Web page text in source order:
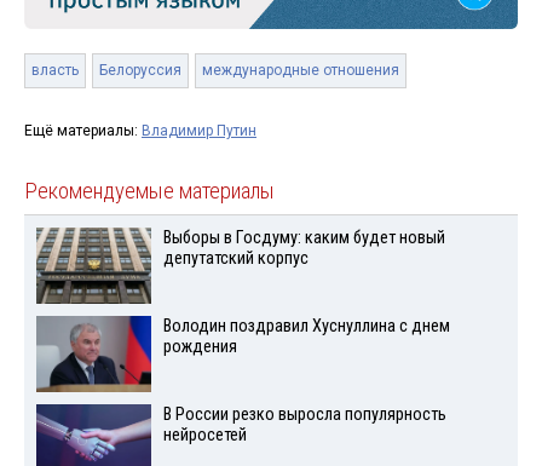
власть Белоруссия международные отношения
Ещё материалы: Владимир Путин
Рекомендуемые материалы
Выборы в Госдуму: каким будет новый
депутатский корпус
Володин поздравил Хуснуллина с днем
рождения
В России резко выросла популярность
нейросетей